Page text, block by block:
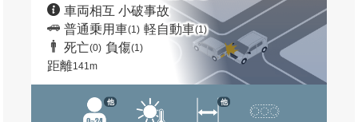
車両相互 小破事故
普通乗用車(1) 軽自動車(1)
死亡(0) 負傷(1)
距離141m
他 他